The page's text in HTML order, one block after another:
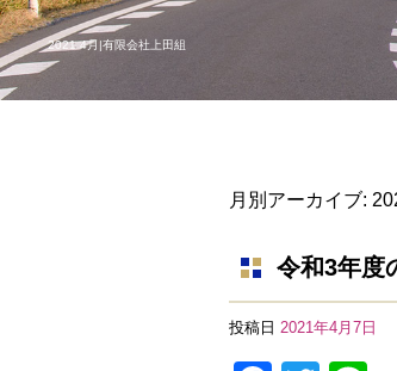
2021 4月|有限会社上田組
月別アーカイブ:
令和3年度
投稿日 2021年4月7日